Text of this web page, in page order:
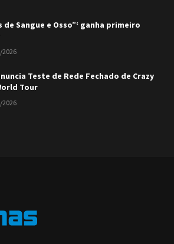
de Sangue e Osso”‘ ganha primeiro
2026
Teste de Rede Fechado de Crazy
Tour
2026